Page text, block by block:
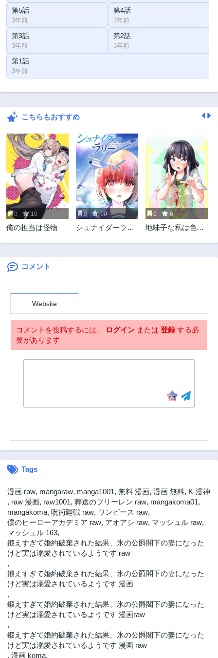
第5話
3年前
第4話
3年前
第3話
3年前
第2話
3年前
第1話
3年前
こちらもおすすめ
0 10
俺の担当は怪物
0 10
シュナイダーラリ
0 6
地味子な私は色気
コメント
Website
コメントを投稿するには、 ログイン または 登録する必
要があります
Tags
漫画 raw, mangaraw, manga1001, 無料 漫画, 漫画 無料, K-漫神
, raw 漫画, raw1001, 葬送のフリーレン raw, mangakoma01,
mangakoma, 呪術廻戦 raw, ワンピース raw,
僕のヒーローアカデミア raw, アオアシ raw, マッシュル raw,
マッシュル 163,
鍛えすぎて婚約破棄された結果、氷の公爵閣下の妻になった
けど実は溺愛されているようです raw
,
鍛えすぎて婚約破棄された結果、氷の公爵閣下の妻になった
けど実は溺愛されているようです 漫画
,
鍛えすぎて婚約破棄された結果、氷の公爵閣下の妻になった
けど実は溺愛されているようです 漫画raw
,
鍛えすぎて婚約破棄された結果、氷の公爵閣下の妻になった
けど実は溺愛されているようです 漫画 raw
, 漫画 koma,